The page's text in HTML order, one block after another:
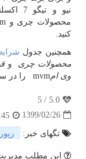
نیو
محصولات چری و
کنید.
همچنین جدول
محصولات چری و
وی امmvm را در سایت 777 می
5.0
/
5
1399/02/26
تگهای خبر:
این مطلب